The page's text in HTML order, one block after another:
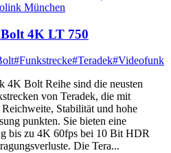
4K LT 750
#Funkstrecke#Teradek#Videofunk
4K Bolt Reihe sind die neusten
von Teradek, die mit
Reichweite, Stabilität und hohe
punkten. Sie bieten eine
bis zu 4K 60fps bei 10 Bit HDR
Die Tera...